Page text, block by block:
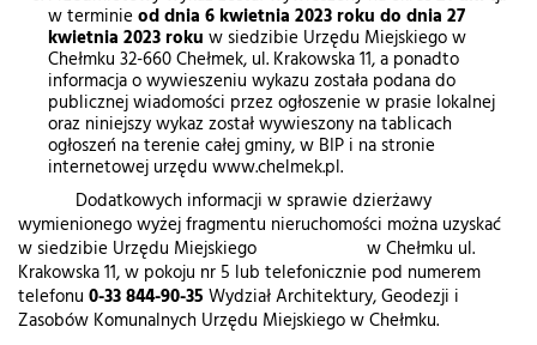
w terminieod dnia 6 kwietnia 2023 roku do dnia 27
kwietnia 2023 roku w siedzibie Urzędu Miejskiego w
Chełmku 32-660 Chełmek, ul. Krakowska 11, a ponadto
informacja o wywieszeniu wykazu została podana do
publicznej wiadomości przez ogłoszenie w prasie lokalnej
oraz niniejszy wykaz został wywieszony na tablicach
ogłoszeń na terenie całej gminy, w BIP i na stronie
internetowej urzędu www.chelmek.pl.
Dodatkowych informacji w sprawie dzierżawy
wymienionego wyżej fragmentu nieruchomości można uzyskać
w siedzibie Urzędu Miejskiego w Chełmku ul.
Krakowska 11, w pokoju nr 5 lub telefonicznie pod numerem
telefonu 0-33 844-90-35 Wydział Architektury, Geodezji i
Zasobów Komunalnych Urzędu Miejskiego w Chełmku.